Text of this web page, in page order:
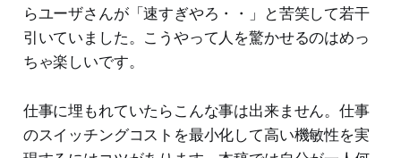
らユーザさんが「速すぎやろ・・」と苦笑して若干
引いていました。こうやって人を驚かせるのはめっ
ちゃ楽しいです。
仕事に埋もれていたらこんな事は出来ません。仕事
のスイッチングコストを最小化して高い機敏性を実